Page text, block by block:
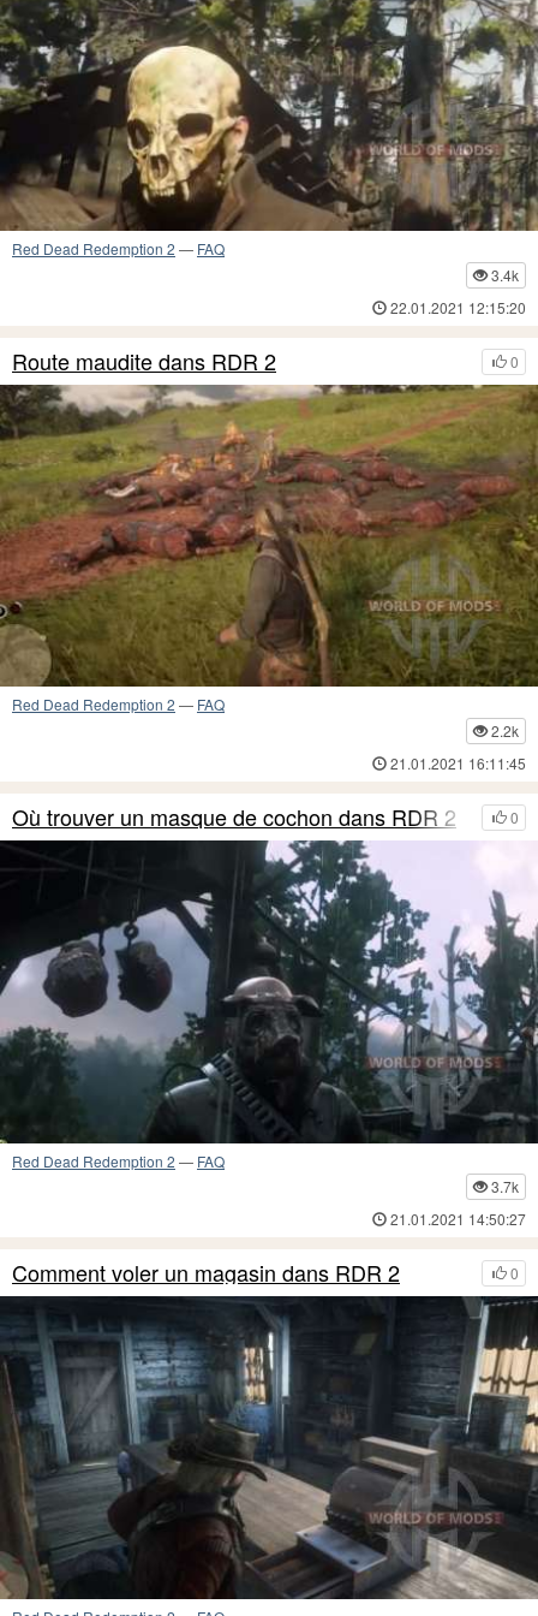
Red Dead Redemption 2 — FAQ
3.4k
22.01.2021 12:15:20
0
Route maudite dans RDR 2
Red Dead Redemption 2 — FAQ
2.2k
21.01.2021 16:11:45
0
Où trouver un masque de cochon dans RDR 2
Red Dead Redemption 2 — FAQ
3.7k
21.01.2021 14:50:27
0
Comment voler un magasin dans RDR 2